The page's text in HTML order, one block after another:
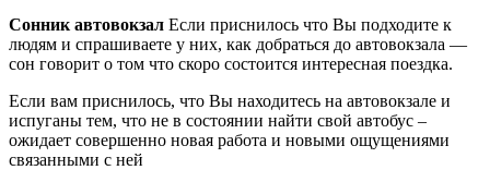
Сонник автовокзал Если приснилось что Вы подходите к
людям и спрашиваете у них, как добраться до автовокзала —
сон говорит о том что скоро состоится интересная поездка.
Если вам приснилось, что Вы находитесь на автовокзале и
испуганы тем, что не в состоянии найти свой автобус –
ожидает совершенно новая работа и новыми ощущениями
связанными с ней